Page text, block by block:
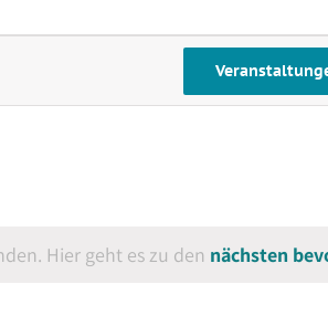
Hinweis
Hier geht es zu den nächsten